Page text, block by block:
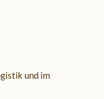
und im